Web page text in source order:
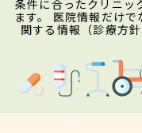
条件に合ったクリニッ
ます。 医院情報だけ
関する情報（診療方